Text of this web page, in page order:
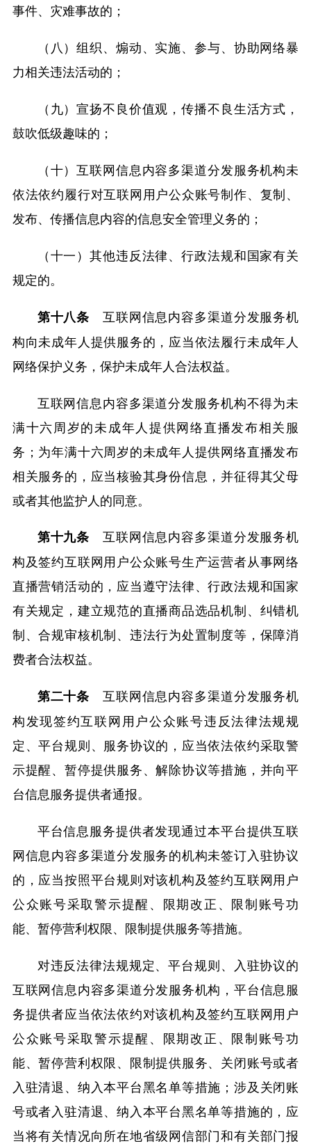
事件、灾难事故的；
（八）组织、煽动、实施、参与、协助网络暴
力相关违法活动的；
（九）宣扬不良价值观，传播不良生活方式，
鼓吹低级趣味的；
（十）互联网信息内容多渠道分发服务机构未
依法依约履行对互联网用户公众账号制作、复制、
发布、传播信息内容的信息安全管理义务的；
（十一）其他违反法律、行政法规和国家有关
规定的。
第十八条 互联网信息内容多渠道分发服务机
构向未成年人提供服务的，应当依法履行未成年人
网络保护义务，保护未成年人合法权益。
互联网信息内容多渠道分发服务机构不得为未
满十六周岁的未成年人提供网络直播发布相关服
务；为年满十六周岁的未成年人提供网络直播发布
相关服务的，应当核验其身份信息，并征得其父母
或者其他监护人的同意。
第十九条 互联网信息内容多渠道分发服务机
构及签约互联网用户公众账号生产运营者从事网络
直播营销活动的，应当遵守法律、行政法规和国家
有关规定，建立规范的直播商品选品机制、纠错机
制、合规审核机制、违法行为处置制度等，保障消
费者合法权益。
第二十条 互联网信息内容多渠道分发服务机
构发现签约互联网用户公众账号违反法律法规规
定、平台规则、服务协议的，应当依法依约采取警
示提醒、暂停提供服务、解除协议等措施，并向平
台信息服务提供者通报。
平台信息服务提供者发现通过本平台提供互联
网信息内容多渠道分发服务的机构未签订入驻协议
的，应当按照平台规则对该机构及签约互联网用户
公众账号采取警示提醒、限期改正、限制账号功
能、暂停营利权限、限制提供服务等措施。
对违反法律法规规定、平台规则、入驻协议的
互联网信息内容多渠道分发服务机构，平台信息服
务提供者应当依法依约对该机构及签约互联网用户
公众账号采取警示提醒、限期改正、限制账号功
能、暂停营利权限、限制提供服务、关闭账号或者
入驻清退、纳入本平台黑名单等措施；涉及关闭账
号或者入驻清退、纳入本平台黑名单等措施的，应
当将有关情况向所在地省级网信部门和有关部门报